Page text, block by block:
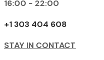
16:00 - 22:00
+1 303 404 608
STAY IN CONTACT